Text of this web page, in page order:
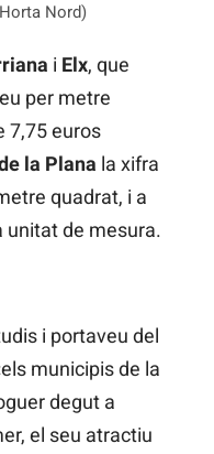
Nord)
i Elx, que
per metre
7,75 euros
la Plana la xifra
quadrat, i a
unitat de mesura.
i portaveu del
municipis de la
degut a
el seu atractiu